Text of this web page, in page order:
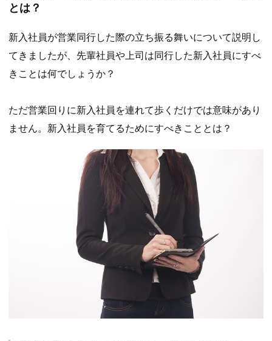
とは？
新入社員が営業同行した際の立ち振る舞いについて説明し
てきましたが、先輩社員や上司は同行した新入社員にすべ
きことは何でしょうか？
ただ営業回りに新入社員を連れて歩くだけでは意味があり
ません。新入社員を育てるためにすべきこととは？